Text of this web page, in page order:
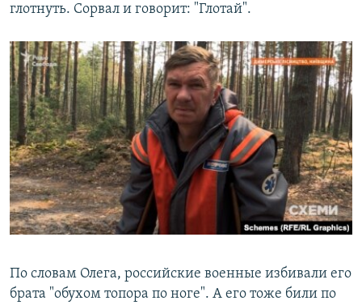
глотнуть. Сорвал и говорит: "Глотай".
По словам Олега, российские военные избивали его
брата "обухом топора по ноге". А его тоже били по